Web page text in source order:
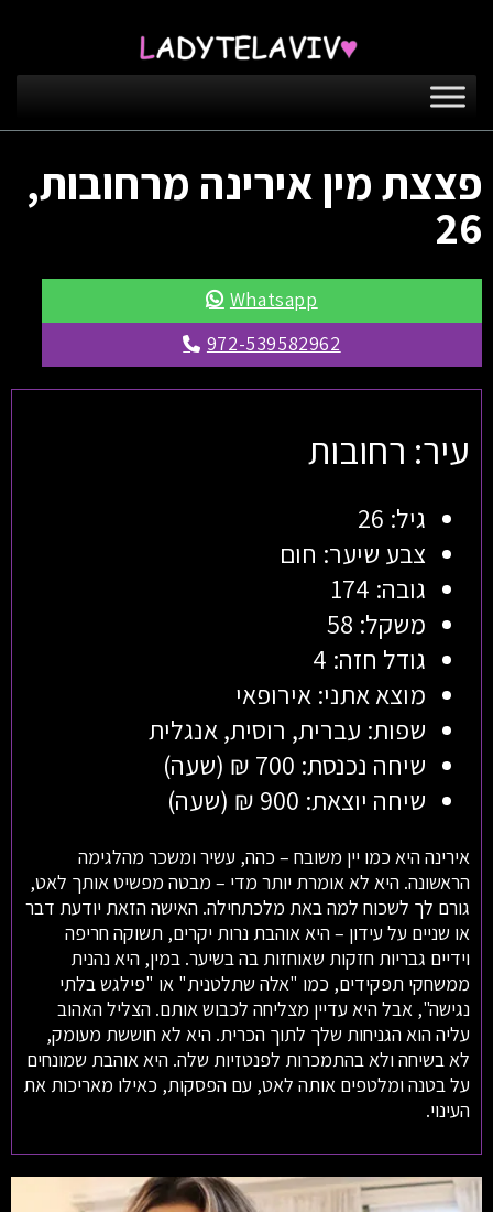
פצצת מין אירינה מרחובות,
26
Whatsapp
972-539582962
עיר: רחובות
גיל: 26
צבע שיער: חום
גובה: 174
משקל: 58
גודל חזה: 4
מוצא אתני: אירופאי
שפות: עברית, רוסית, אנגלית
שיחה נכנסת: 700 ₪ (שעה)
שיחה יוצאת: 900 ₪ (שעה)
אירינה היא כמו יין משובח – כהה, עשיר ומשכר מהלגימה
הראשונה. היא לא אומרת יותר מדי – מבטה מפשיט אותך לאט,
גורם לך לשכוח למה באת מלכתחילה. האישה הזאת יודעת דבר
או שניים על עידון – היא אוהבת נרות יקרים, תשוקה חריפה
וידיים גבריות חזקות שאוחזות בה בשיער. במין, היא נהנית
ממשחקי תפקידים, כמו "אלה שתלטנית" או "פילגש בלתי
נגישה", אבל היא עדיין מצליחה לכבוש אותם. הצליל האהוב
עליה הוא הגניחות שלך לתוך הכרית. היא לא חוששת מעומק,
לא בשיחה ולא בהתמכרות לפנטזיות שלה. היא אוהבת שמונחים
על בטנה ומלטפים אותה לאט, עם הפסקות, כאילו מאריכות את
העינוי.